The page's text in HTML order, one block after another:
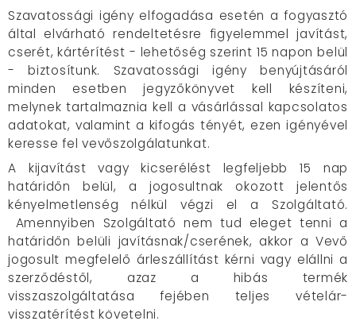
Szavatossági igény elfogadása esetén a fogyasztó
által elvárható rendeltetésre figyelemmel javítást,
cserét, kártérítést - lehetőség szerint 15 napon belül
- biztosítunk. Szavatossági igény benyújtásáról
minden esetben jegyzőkönyvet kell készíteni,
melynek tartalmaznia kell a vásárlással kapcsolatos
adatokat, valamint a kifogás tényét, ezen igényével
keresse fel vevőszolgálatunkat.
A kijavítást vagy kicserélést legfeljebb 15 nap
határidőn belül, a jogosultnak okozott jelentős
kényelmetlenség nélkül végzi el a Szolgáltató.
Amennyiben Szolgáltató nem tud eleget tenni a
határidőn belüli javításnak/cserének, akkor a Vevő
jogosult megfelelő árleszállítást kérni vagy elállni a
szerződéstől, azaz a hibás termék
visszaszolgáltatása fejében teljes vételár-
visszatérítést követelni.